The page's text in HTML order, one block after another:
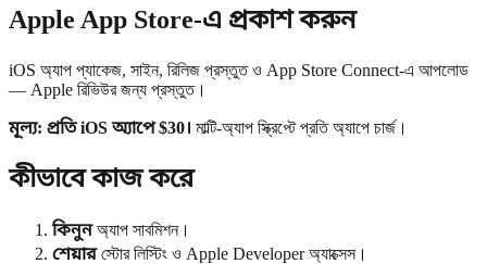
Apple App Store-এ প্রকাশ করুন
iOS অ্যাপ প্যাকেজ, সাইন, রিলিজ প্রস্তুত ও App Store Connect-এ আপলোড
— Apple রিভিউর জন্য প্রস্তুত।
মূল্য: প্রতি iOS অ্যাপে $30। মাল্টি-অ্যাপ স্ক্রিপ্টে প্রতি অ্যাপে চার্জ।
কীভাবে কাজ করে
কিনুনঅ্যাপ সাবমিশন।
শেয়ারস্টোর লিস্টিং ও Apple Developer অ্যাক্সেস।